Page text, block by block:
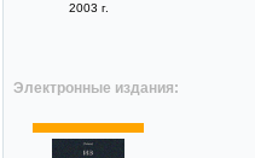
2003 г.
Электронные издания: